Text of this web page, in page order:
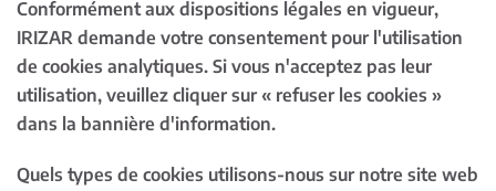
Conformément aux dispositions légales en vigueur,
IRIZAR demande votre consentement pour l'utilisation
de cookies analytiques. Si vous n'acceptez pas leur
utilisation, veuillez cliquer sur « refuser les cookies »
dans la bannière d'information.
Quels types de cookies utilisons-nous sur notre site web